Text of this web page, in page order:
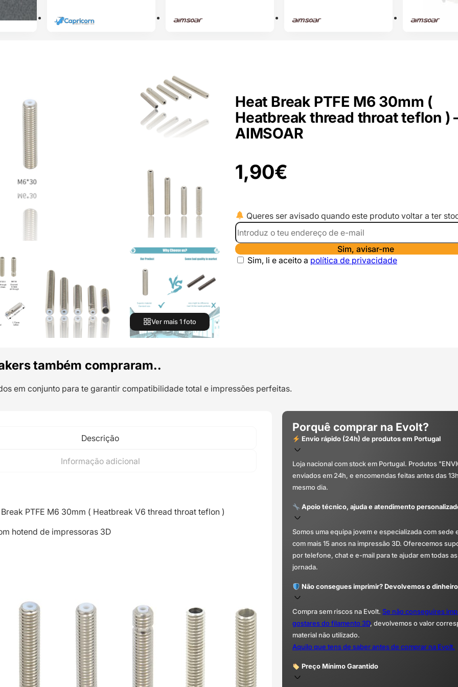
Heat Break PTFE M6 30mm (
Heatbreak thread throat teflon )
AIMSOAR
1,90€
Queres ser avisado quando este produto voltar a ter
Sim, avisar-me
Sim, li e aceito a política de privacidade
Ver mais 1 foto
também compraram..
em conjunto para te garantir compatibilidade total e impressões perfeitas.
Descrição
Informação adicional
PTFE M6 30mm ( Heatbreak V6 thread throat teflon )
hotend de impressoras 3D
Porquê comprar na Evolt?
Envio rápido (24h) de produtos em Portugal
Loja nacional com stock em Portugal. Produtos
enviados em 24h, e encomendas feitas antes das
mesmo dia.
Apoio técnico, ajuda e atendimento
Somos uma equipa jovem e especializada com sede
com mais 15 anos na impressão 3D. Oferecemos
por telefone, chat e e-mail para te ajudar em todas
jornada.
Não consegues imprimir? Devolvemos o
Compra sem riscos na Evolt. Se não conseguires
gostares do filamento 3D, devolvemos o valor
material não utilizado.
Aquilo que tens de saber antes de comprar na Evolt.
Preço Mínimo Garantido